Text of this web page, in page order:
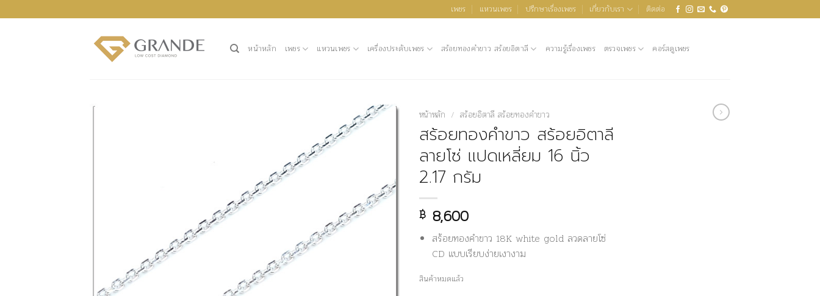
ไป
เพชร แหวนเพชร ปรึกษาเรื่องเพชร เกี่ยวกับเรา ติดต่อ
หน้าหลัก เพชร แหวนเพชร เครื่องประดับเพชร สร้อยทองคำขาว สร้อยอิตาลี ความรู้เรื่องเพชร ตรวจเพชร คอร์สดูเพชร
หน้าหลัก / สร้อยอิตาลี สร้อยทองคำขาว
สร้อยทองคำขาว สร้อยอิตาลี
ลายโซ่ แปดเหลี่ยม 16 นิ้ว
2.17 กรัม
฿ 8,600
สร้อยทองคำขาว 18K white gold ลวดลายโซ่
CD แบบเรียบง่ายเงางาม
สินค้าหมดแล้ว